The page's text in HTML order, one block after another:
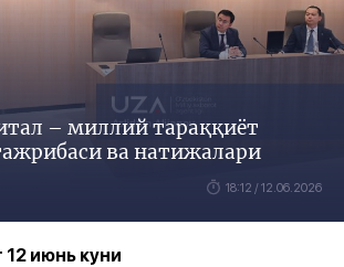
– миллий тараққиёт
ва натижалари
18:12 / 12.06.2026
июнь куни